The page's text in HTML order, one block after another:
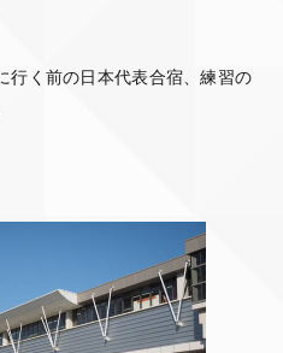
行く前の日本代表合宿、練習の